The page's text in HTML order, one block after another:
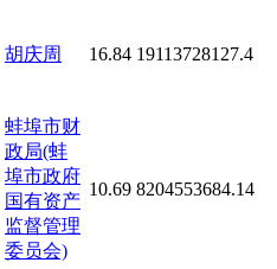
胡庆周 16.84 19113728127.4
蚌埠市财
政局(蚌
埠市政府
国有资产
监督管理
委员会)
10.69 8204553684.14